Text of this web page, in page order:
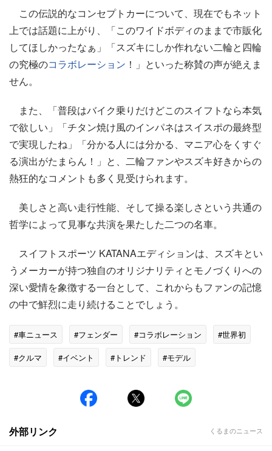
この伝説的なコンセプトカーについて、現在でもネット
上では話題に上がり、「このワイドボディのままで市販化
してほしかったなぁ」「スズキにしか作れない二輪と四輪
の究極のコラボレーション ！」といった称賛の声が絶えま
せん。
また、「普段はバイク乗りだけどこのスイフトなら本気
で欲しい」「チタン焼け風のインパネはスイスポの最終型
で実現したね」「分かる人には分かる、マニア心をくすぐ
る演出がたまらん！」と、二輪ファンやスズキ好きからの
熱狂的なコメントも多く見受けられます。
美しさと高い走行性能、そして操る楽しさという共通の
哲学によって見事な共演を果たした二つの名車。
スイフトスポーツ KATANAエディションは、スズキとい
うメーカーが持つ独自のオリジナリティとモノづくりへの
深い愛情を象徴する一台として、これからもファンの記憶
の中で鮮烈に走り続けることでしょう。
#車ニュース #フェンダー #コラボレーション
#世界初
#クルマ
#イベント #トレンド #モデル
外部リンク くるまのニュース